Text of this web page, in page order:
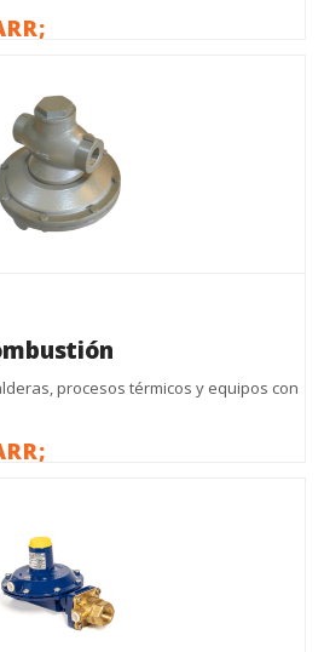
procesos térmicos y equipos con